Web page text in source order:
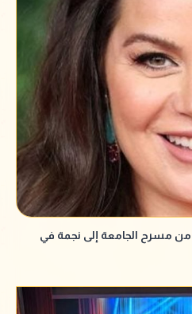
من مسرح الجامعة إلى نجمة في